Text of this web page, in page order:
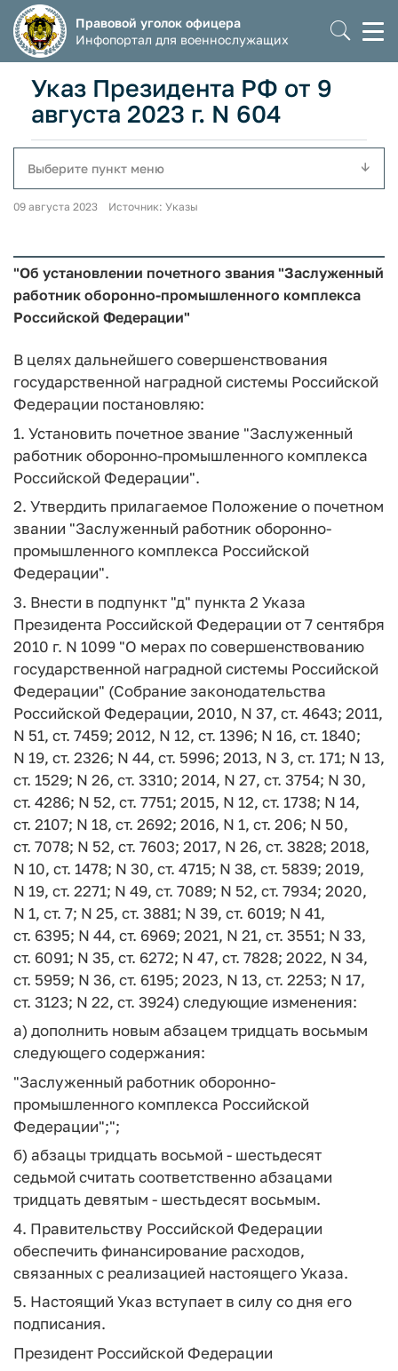
Правовой уголок офицера
Инфопортал для военнослужащих
Указ Президента РФ от 9
августа 2023 г. N 604
Выберите пункт меню
09 августа 2023 Источник: Указы
"Об установлении почетного звания "Заслуженный
работник оборонно-промышленного комплекса
Российской Федерации"
В целях дальнейшего совершенствования
государственной наградной системы Российской
Федерации постановляю:
1. Установить почетное звание "Заслуженный
работник оборонно-промышленного комплекса
Российской Федерации".
2. Утвердить прилагаемое Положение о почетном
звании "Заслуженный работник оборонно-
промышленного комплекса Российской
Федерации".
3. Внести в подпункт "д" пункта 2 Указа
Президента Российской Федерации от 7 сентября
2010 г. N 1099 "О мерах по совершенствованию
государственной наградной системы Российской
Федерации" (Собрание законодательства
Российской Федерации, 2010, N 37, ст. 4643; 2011,
N 51, ст. 7459; 2012, N 12, ст. 1396; N 16, ст. 1840;
N 19, ст. 2326; N 44, ст. 5996; 2013, N 3, ст. 171; N 13,
ст. 1529; N 26, ст. 3310; 2014, N 27, ст. 3754; N 30,
ст. 4286; N 52, ст. 7751; 2015, N 12, ст. 1738; N 14,
ст. 2107; N 18, ст. 2692; 2016, N 1, ст. 206; N 50,
ст. 7078; N 52, ст. 7603; 2017, N 26, ст. 3828; 2018,
N 10, ст. 1478; N 30, ст. 4715; N 38, ст. 5839; 2019,
N 19, ст. 2271; N 49, ст. 7089; N 52, ст. 7934; 2020,
N 1, ст. 7; N 25, ст. 3881; N 39, ст. 6019; N 41,
ст. 6395; N 44, ст. 6969; 2021, N 21, ст. 3551; N 33,
ст. 6091; N 35, ст. 6272; N 47, ст. 7828; 2022, N 34,
ст. 5959; N 36, ст. 6195; 2023, N 13, ст. 2253; N 17,
ст. 3123; N 22, ст. 3924) следующие изменения:
а) дополнить новым абзацем тридцать восьмым
следующего содержания:
"Заслуженный работник оборонно-
промышленного комплекса Российской
Федерации";";
б) абзацы тридцать восьмой - шестьдесят
седьмой считать соответственно абзацами
тридцать девятым - шестьдесят восьмым.
4. Правительству Российской Федерации
обеспечить финансирование расходов,
связанных с реализацией настоящего Указа.
5. Настоящий Указ вступает в силу со дня его
подписания.
Президент Российской Федерации